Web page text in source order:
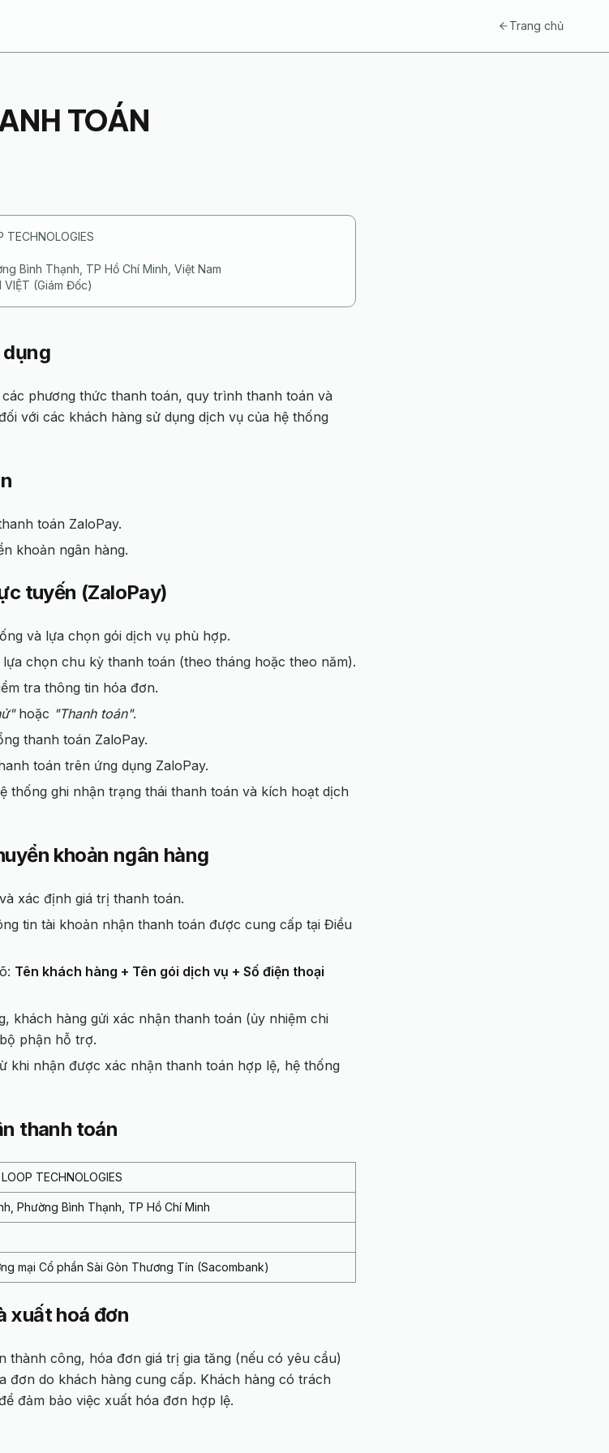
Trang chủ
TOÁN
TECHNOLOGIES
Bình Thạnh, TP Hồ Chí Minh, Việt Nam
VIỆT (Giám Đốc)
dụng
phương thức thanh toán, quy trình thanh toán và
với các khách hàng sử dụng dịch vụ của hệ thống
toán ZaloPay.
khoản ngân hàng.
tuyến (ZaloPay)
và lựa chọn gói dịch vụ phù hợp.
chọn chu kỳ thanh toán (theo tháng hoặc theo năm).
tra thông tin hóa đơn.
hoặc "Thanh toán".
thanh toán ZaloPay.
toán trên ứng dụng ZaloPay.
thống ghi nhận trạng thái thanh toán và kích hoạt dịch
khoản ngân hàng
xác định giá trị thanh toán.
tin tài khoản nhận thanh toán được cung cấp tại Điều
Tên khách hàng + Tên gói dịch vụ + Số điện thoại
khách hàng gửi xác nhận thanh toán (ủy nhiệm chi
phận hỗ trợ.
khi nhận được xác nhận thanh toán hợp lệ, hệ thống
thanh toán
TECHNOLOGIES
Phường Bình Thạnh, TP Hồ Chí Minh
mại Cổ phần Sài Gòn Thương Tín (Sacombank)
xuất hoá đơn
thành công, hóa đơn giá trị gia tăng (nếu có yêu cầu)
đơn do khách hàng cung cấp. Khách hàng có trách
đảm bảo việc xuất hóa đơn hợp lệ.